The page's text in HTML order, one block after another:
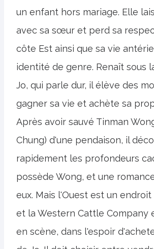
un enfant hors mariage. Elle
avec sa sœur et perd sa
côte Est ainsi que sa vie
identité de genre. Renaît sous
Jo, qui parle dur, il élève des
gagner sa vie et achète sa
Après avoir sauvé Tinman
Chung) d'une pendaison, il
rapidement les profondeurs
possède Wong, et une
eux. Mais l'Ouest est un endroit
et la Western Cattle Company
en scène, dans l'espoir